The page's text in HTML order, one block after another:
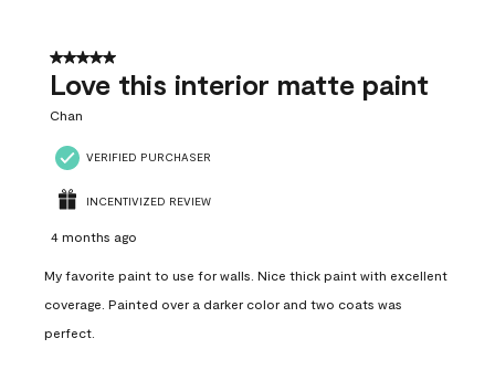
5 out of 5 stars.
Love this interior matte paint
Chan
VERIFIED PURCHASER
INCENTIVIZED REVIEW
4 months ago
My favorite paint to use for walls. Nice thick paint with excellent
coverage. Painted over a darker color and two coats was
perfect.